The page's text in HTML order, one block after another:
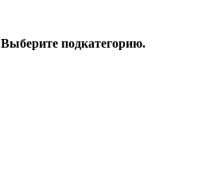
Выберите подкатегорию.